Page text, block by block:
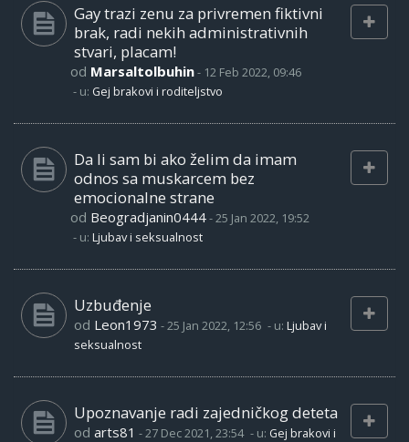
Gay trazi zenu za privremen fiktivni
brak, radi nekih administrativnih
stvari, placam!
od Marsaltolbuhin- 12 Feb 2022, 09:46
- u: Gej brakovi i roditeljstvo
Da li sam bi ako želim da imam
odnos sa muskarcem bez
emocionalne strane
od Beogradjanin0444-25 Jan 2022, 19:52
- u: Ljubav i seksualnost
Uzbuđenje
od Leon1973 -25 Jan 2022, 12:56 - u: Ljubav i
seksualnost
Upoznavanje radi zajedničkog deteta
od arts81 -27 Dec 2021, 23:54 - u: Gej brakovi i